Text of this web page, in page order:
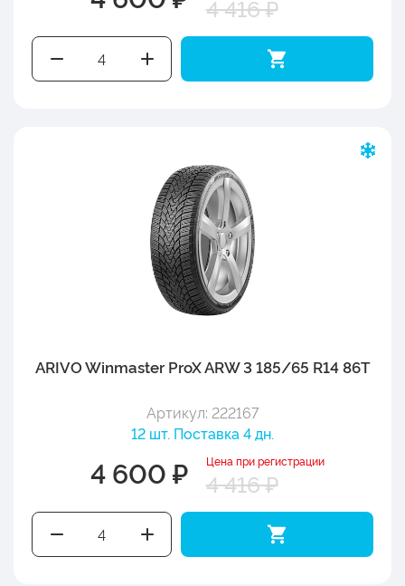
4 416 ₽
ARIVO Winmaster ProX ARW 3 185/65 R14 86T
Артикул: 222167
12 шт. Поставка 4 дн.
4 600 ₽ Цена при регистрации
4 416 ₽